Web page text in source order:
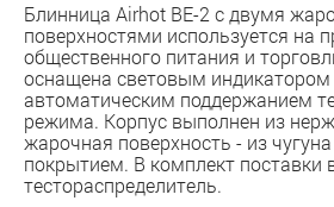
Блинница Airhot BE-2 c двумя
поверхностями используется на
общественного питания и
оснащена световым индикатором
автоматическим поддержанием
режима. Корпус выполнен из
жарочная поверхность - из
покрытием. В комплект поставки
тестораcпределитель.